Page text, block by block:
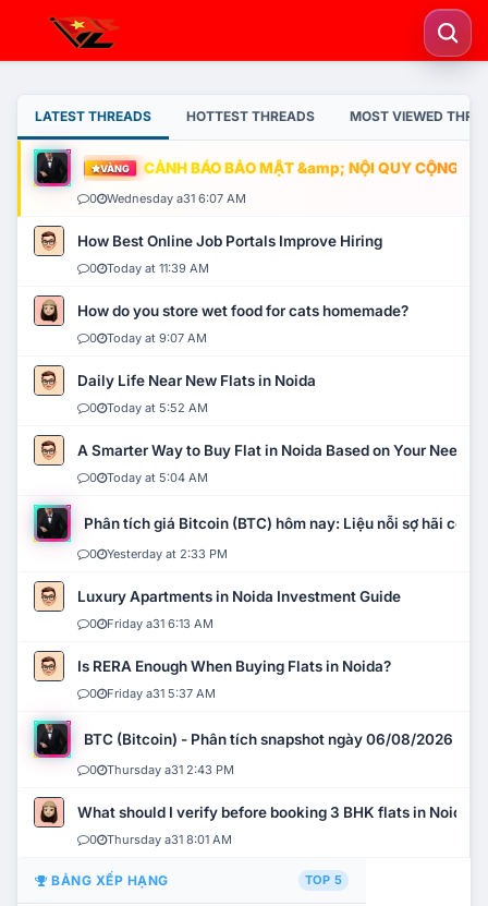
LATEST THREADS HOTTEST THREADS MOST VIEWED
VÀNG CẢNH BÁO BẢO MẬT &amp; NỘI QUY CỘNG
0 Wednesday a31 6:07 AM
How Best Online Job Portals Improve Hiring
0 Today at 11:39 AM
How do you store wet food for cats homemade?
0 Today at 9:07 AM
Daily Life Near New Flats in Noida
0 Today at 5:52 AM
A Smarter Way to Buy Flat in Noida Based on Your Needs
0 Today at 5:04 AM
Phân tích giá Bitcoin (BTC) hôm nay: Liệu nỗi sợ hãi có
0 Yesterday at 2:33 PM
Luxury Apartments in Noida Investment Guide
0 Friday a31 6:13 AM
Is RERA Enough When Buying Flats in Noida?
0 Friday a31 5:37 AM
BTC (Bitcoin) - Phân tích snapshot ngày 06/08/2026
0 Thursday a31 2:43 PM
What should I verify before booking 3 BHK flats in Noida?
0 Thursday a31 8:01 AM
BẢNG XẾP HẠNG TOP 5